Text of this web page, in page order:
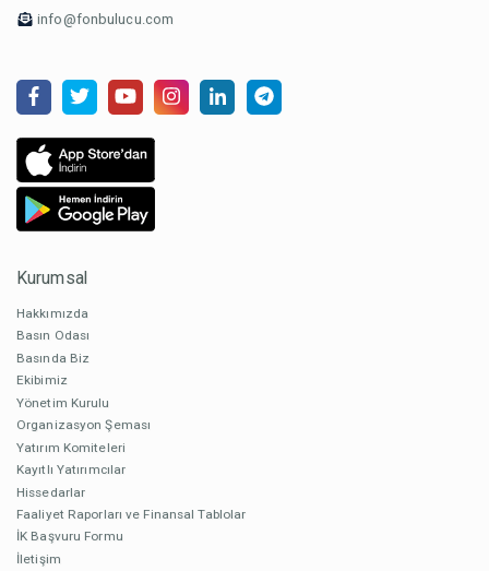
info@fonbulucu.com
Kurumsal
Hakkımızda
Basın Odası
Basında Biz
Ekibimiz
Yönetim Kurulu
Organizasyon Şeması
Yatırım Komiteleri
Kayıtlı Yatırımcılar
Hissedarlar
Faaliyet Raporları ve Finansal Tablolar
İK Başvuru Formu
İletişim